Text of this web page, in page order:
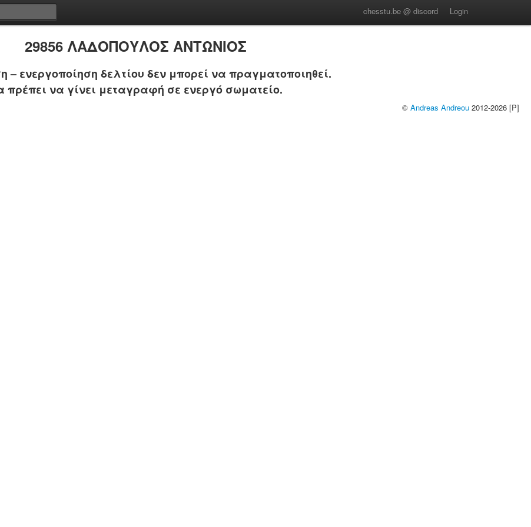
chesstu.be @ discord Login
29856 ΛΑΔΟΠΟΥΛΟΣ ΑΝΤΩΝΙΟΣ
– ενεργοποίηση δελτίου δεν μπορεί να πραγματοποιηθεί.
πρέπει να γίνει μεταγραφή σε ενεργό σωματείο.
© Andreas Andreou 2012-2026 [P]